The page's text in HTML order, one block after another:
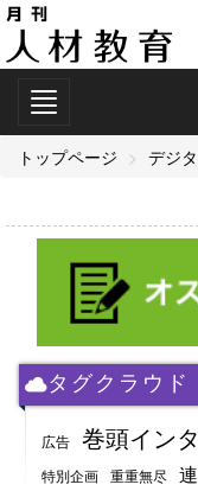
Toggle
トップページ
デジ
タグクラウド
広告 巻頭イン
特別企画 重重無尽